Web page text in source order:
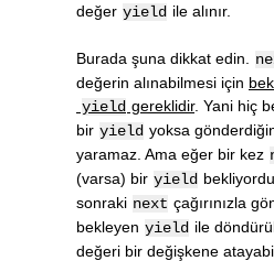
değer yield ile alınır.
Burada şuna dikkat edin.
değerin alınabilmesi için
yield gereklidir. Yani hiç
bir yield yoksa
yaramaz. Ama eğer bir kez
(varsa) bir yield
sonraki next çağırınızla
bekleyen yield ile
değeri bir değişkene